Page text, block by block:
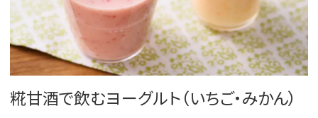
糀甘酒で飲むヨーグルト（いちご・みかん）